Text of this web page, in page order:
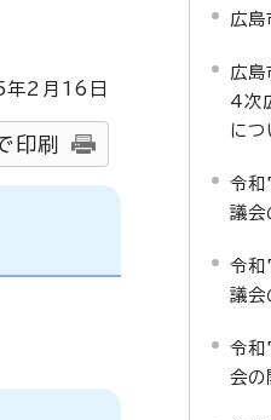
年2月 16 日
印刷
広島
広島
4次
につ
令
議会
令
議会
令和
会の